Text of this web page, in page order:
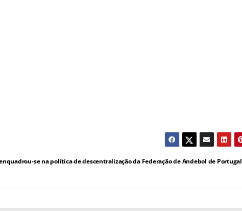
se na política de descentralização da Federação de Andebol de Portugal